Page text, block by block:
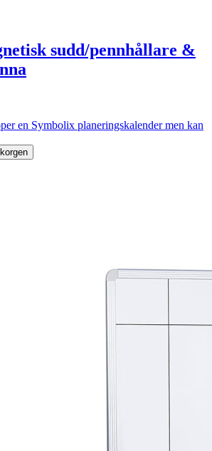
sudd/pennhållare &
en Symbolix planeringskalender men kan